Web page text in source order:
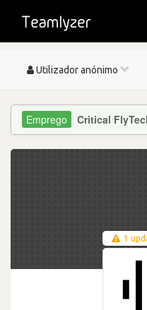
Toggle
Utilizador anónimo
Critical
1